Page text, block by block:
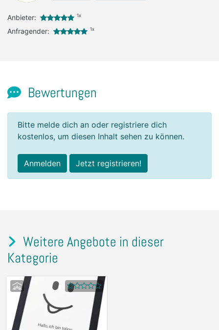
Anbieter: 1x
Anfragender: 1x
Bewertungen
Bitte melde dich an oder registriere dich
kostenlos, um diesen Inhalt sehen zu können.
Anmelden Jetzt registrieren!
Weitere Angebote in dieser
Kategorie